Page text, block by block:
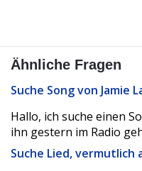
Ähnliche Fragen
Suche Song von Jamie
Hallo, ich suche einen
ihn gestern im Radio
Suche Lied, vermutlich